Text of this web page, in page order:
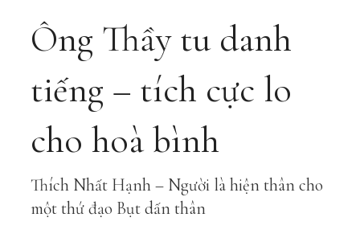
Ông Thầy tu danh
tiếng – tích cực lo
cho hoà bình
Thích Nhất Hạnh – Người là hiện thân cho
một thứ đạo Bụt dấn thân